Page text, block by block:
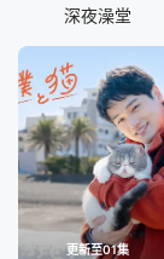
深夜澡堂
更新至01集